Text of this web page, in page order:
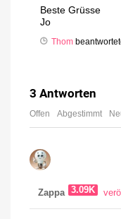
Beste Grüsse
Jo
Thom
3 Antworten
Offen Abgestimmt
Zappa 3.09K